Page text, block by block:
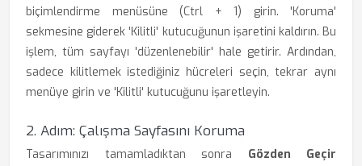
biçimlendirme menüsüne (Ctrl + 1) girin. 'Koruma'
sekmesine giderek 'Kilitli' kutucuğunun işaretini kaldırın. Bu
işlem, tüm sayfayı 'düzenlenebilir' hale getirir. Ardından,
sadece kilitlemek istediğiniz hücreleri seçin, tekrar aynı
menüye girin ve 'Kilitli' kutucuğunu işaretleyin.
2. Adım: Çalışma Sayfasını Koruma
Tasarımınızı tamamladıktan sonra Gözden Geçir